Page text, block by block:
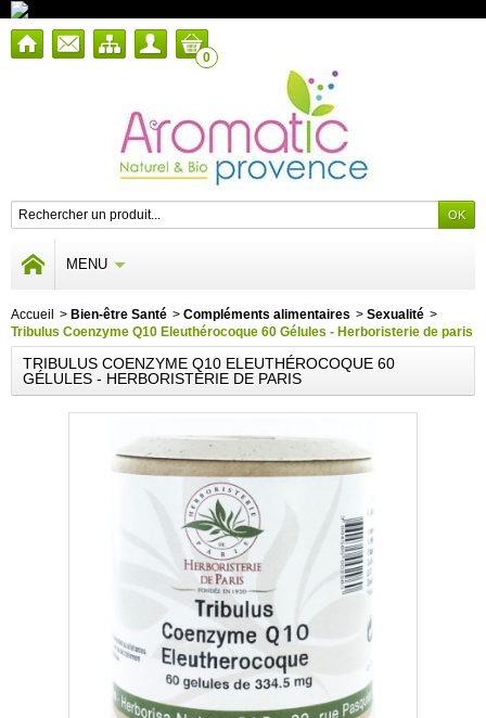
0
MENU
Accueil > Bien-être Santé > Compléments alimentaires > Sexualité >
Tribulus Coenzyme Q10 Eleuthérocoque 60 Gélules - Herboristerie de paris
TRIBULUS COENZYME Q10 ELEUTHÉROCOQUE 60
GÉLULES - HERBORISTERIE DE PARIS